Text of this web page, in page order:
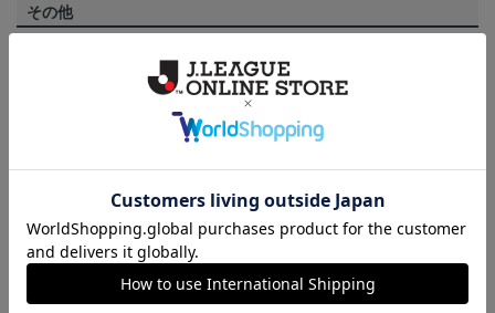
その他
ギフト対応について
トピックス
讃岐